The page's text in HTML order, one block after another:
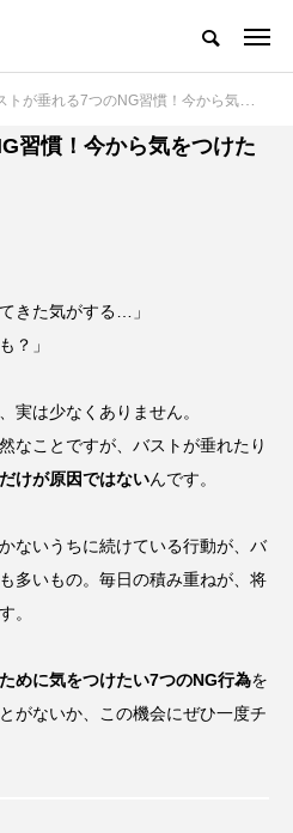
が垂れる7つのNG習慣！今から気をつけたいポイント
習慣！今から気をつけた
きた気がする…」
？」
実は少なくありません。
なことですが、バストが垂れたり
けが原因ではないんです。
ないうちに続けている行動が、バ
多いもの。毎日の積み重ねが、将
。
めに気をつけたい7つのNG行為を
がないか、この機会にぜひ一度チ